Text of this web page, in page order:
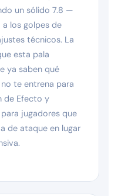
un sólido 7.8 —
los golpes de
técnicos. La
esta pala
ya saben qué
te entrena para
de Efecto y
jugadores que
de ataque en lugar